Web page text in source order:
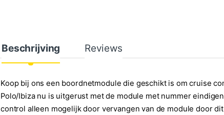
Beschrijving Reviews
Koop bij ons een boordnetmodule die geschikt is om cruise
Polo/Ibiza nu is uitgerust met de module met nummer
control alleen mogelijk door vervangen van de module door